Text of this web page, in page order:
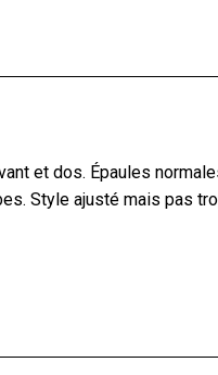
et dos. Épaules
Style ajusté mais pas